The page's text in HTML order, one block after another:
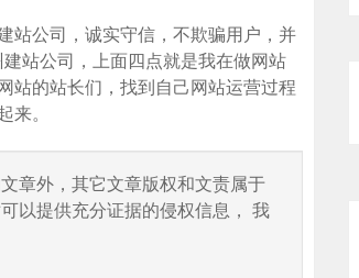
公司，诚实守信，不欺骗用户，并
站公司，上面四点就是我在做网站
站的站长们，找到自己网站运营过程
来。
章外，其它文章版权和文责属于
以提供充分证据的侵权信息， 我